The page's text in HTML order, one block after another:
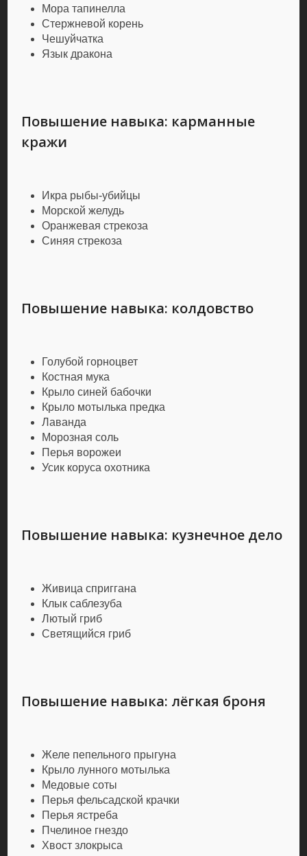
Мора тапинелла
Стержневой корень
Чешуйчатка
Язык дракона
Повышение навыка: карманные
кражи
Икра рыбы-убийцы
Морской желудь
Оранжевая стрекоза
Синяя стрекоза
Повышение навыка: колдовство
Голубой горноцвет
Костная мука
Крыло синей бабочки
Крыло мотылька предка
Лаванда
Морозная соль
Перья ворожеи
Усик коруса охотника
Повышение навыка: кузнечное дело
Живица сприггана
Клык саблезуба
Лютый гриб
Светящийся гриб
Повышение навыка: лёгкая броня
Желе пепельного прыгуна
Крыло лунного мотылька
Медовые соты
Перья фельсадской крачки
Перья ястреба
Пчелиное гнездо
Хвост злокрыса